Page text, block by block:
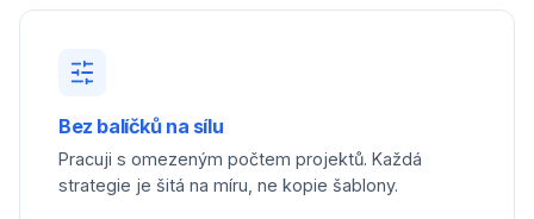
Bez balíčků na sílu
Pracuji s omezeným počtem projektů. Každá
strategie je šitá na míru, ne kopie šablony.